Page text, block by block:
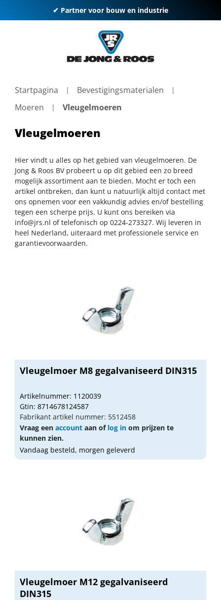
✔ Partner voor bouw en industrie
Startpagina
Bevestigingsmaterialen
Moeren
Vleugelmoeren
Vleugelmoeren
Hier vindt u alles op het gebied van vleugelmoeren. De
Jong & Roos BV probeert u op dit gebied een zo breed
mogelijk assortiment aan te bieden. Mocht er toch een
artikel ontbreken, dan kunt u natuurlijk altijd contact met
ons opnemen voor een vakkundig advies en/of bestelling
tegen een scherpe prijs. U kunt ons bereiken via
info@jrs.nl of telefonisch op 0224-273327. Wij leveren in
heel Nederland, uiteraard met professionele service en
garantievoorwaarden.
Vleugelmoer M8 gegalvaniseerd DIN315
Artikelnummer: 1120039
Gtin: 8714678124587
Fabrikant artikel nummer: 5512458
Vraag een account aan of log in om prijzen te
kunnen zien.
Vandaag besteld, morgen geleverd
Vleugelmoer M12 gegalvaniseerd
DIN315